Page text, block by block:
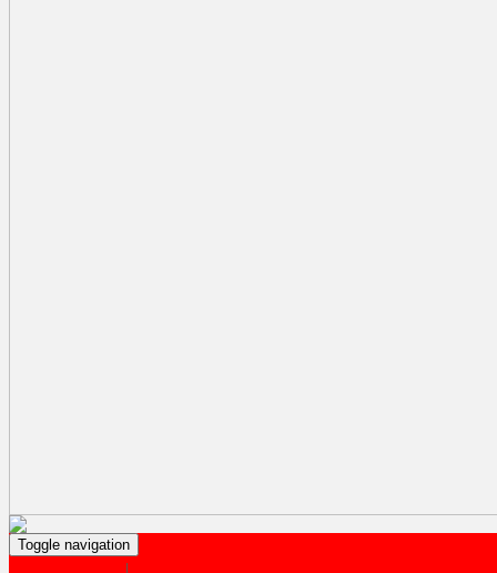
Toggle navigation